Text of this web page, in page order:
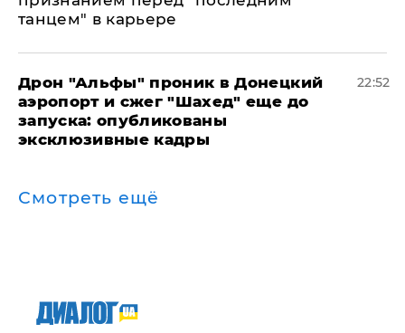
танцем" в карьере
Дрон "Альфы" проник в Донецкий
аэропорт и сжег "Шахед" еще до
запуска: опубликованы
эксклюзивные кадры
22:52
Смотреть ещё